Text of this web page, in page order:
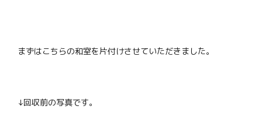
まずはこちらの和室を片付けさせていただきました。
↓回収前の写真です。